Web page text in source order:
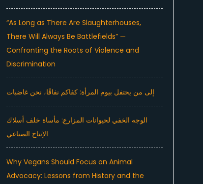
“As Long as There Are Slaughterhouses,
There Will Always Be Battlefields” —
Confronting the Roots of Violence and
Discrimination
إلى من يحتفل بيوم المرأة: كفاكم نفاقًا، نحن غاضبات
الوجه الخفي لحيوانات المزارع: مأساة خلف أسلاك
الإنتاج الصناعي
Why Vegans Should Focus on Animal
Advocacy: Lessons from History and the